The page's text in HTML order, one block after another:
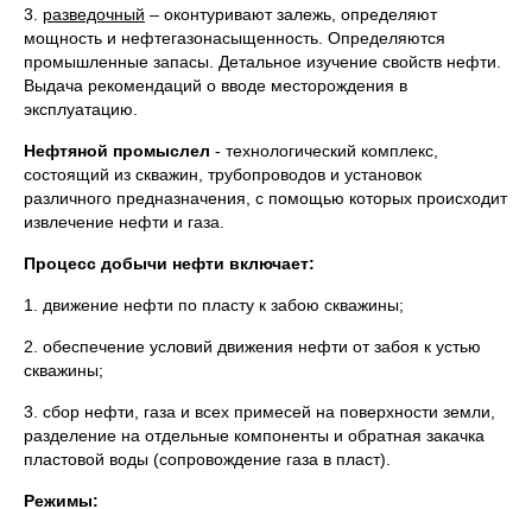
3. разведочный – оконтуривают залежь, определяют
мощность и нефтегазонасыщенность. Определяются
промышленные запасы. Детальное изучение свойств нефти.
Выдача рекомендаций о вводе месторождения в
эксплуатацию.
Нефтяной промыслел - технологический комплекс,
состоящий из скважин, трубопроводов и установок
различного предназначения, с помощью которых происходит
извлечение нефти и газа.
Процесс добычи нефти включает:
1. движение нефти по пласту к забою скважины;
2. обеспечение условий движения нефти от забоя к устью
скважины;
3. сбор нефти, газа и всех примесей на поверхности земли,
разделение на отдельные компоненты и обратная закачка
пластовой воды (сопровождение газа в пласт).
Режимы: